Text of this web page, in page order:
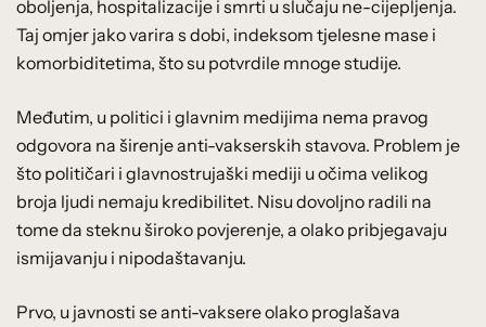
oboljenja, hospitalizacije i smrti u slučaju ne-cijepljenja.
Taj omjer jako varira s dobi, indeksom tjelesne mase i
komorbiditetima, što su potvrdile mnoge studije.
Međutim, u politici i glavnim medijima nema pravog
odgovora na širenje anti-vakserskih stavova. Problem je
što političari i glavnostrujaški mediji u očima velikog
broja ljudi nemaju kredibilitet. Nisu dovoljno radili na
tome da steknu široko povjerenje, a olako pribjegavaju
ismijavanju i nipodaštavanju.
Prvo, u javnosti se anti-vaksere olako proglašava